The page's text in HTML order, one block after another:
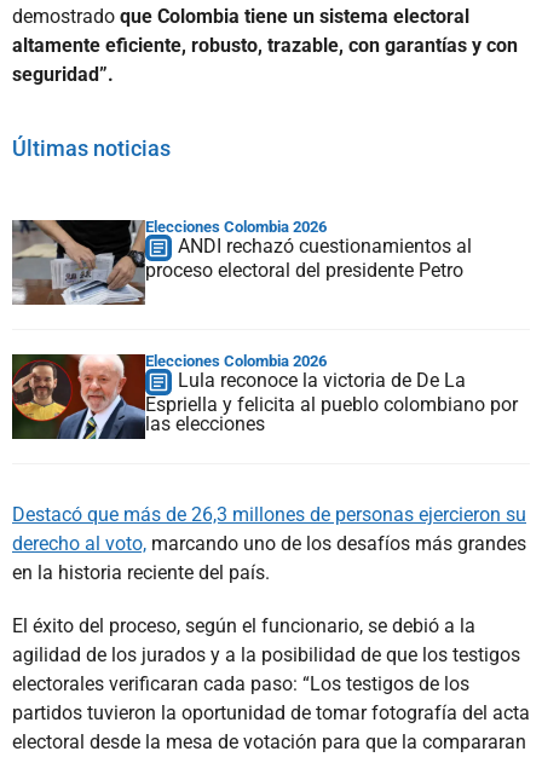
demostrado que Colombia tiene un sistema electoral
altamente eficiente, robusto, trazable, con garantías y con
seguridad”.
Últimas noticias
Elecciones Colombia 2026
ANDI rechazó cuestionamientos al
proceso electoral del presidente Petro
Elecciones Colombia 2026
Lula reconoce la victoria de De La
Espriella y felicita al pueblo colombiano por
las elecciones
Destacó que más de 26,3 millones de personas ejercieron su
derecho al voto, marcando uno de los desafíos más grandes
en la historia reciente del país.
El éxito del proceso, según el funcionario, se debió a la
agilidad de los jurados y a la posibilidad de que los testigos
electorales verificaran cada paso: “Los testigos de los
partidos tuvieron la oportunidad de tomar fotografía del acta
electoral desde la mesa de votación para que la compararan